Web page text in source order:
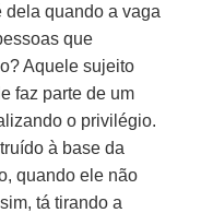
dela quando a vaga
que
Aquele sujeito
faz parte de um
o privilégio.
à base da
quando ele não
tá tirando a